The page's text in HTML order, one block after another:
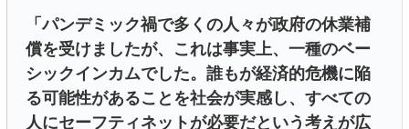
「パンデミック禍で多くの人々が政府の休業補
償を受けましたが、これは事実上、一種のベー
シックインカムでした。誰もが経済的危機に陥
る可能性があることを社会が実感し、すべての
人にセーフティネットが必要だという考えが広